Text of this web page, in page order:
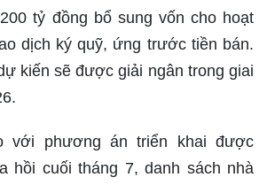
200 tỷ đồng bổ sung vốn cho hoạt
dịch ký quỹ, ứng trước tiền bán.
kiến sẽ được giải ngân trong giai
.
với phương án triển khai được
hồi cuối tháng 7,danh sách nhà